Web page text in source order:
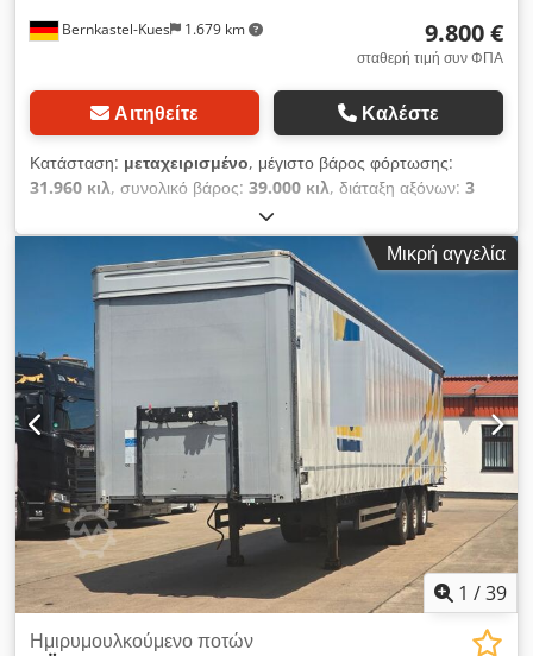
Bernkastel-Kues 1.679 km 9.800 €
σταθερή τιμή συν ΦΠΑ
Αιτηθείτε Καλέστε
Κατάσταση: μεταχειρισμένο, μέγιστο βάρος φόρτωσης:
31.960 κιλ, συνολικό βάρος: 39.000 κιλ, διάταξη αξόνων: 3
01/2018
φόρτωσης:13.600 χιλ., πλάτος χώρου φόρτωσης:2.490 χιλ.,
ύψος χώρου φόρτωσης:2.600 χιλ., όγκος χώρου φόρτωσης:
, συνολικό πλάτος:2.550 χιλ., συνολικό ύψος:
, Έτος κατασκευής: , Εξοπλισμός:ABS
SpeedCurtain 2in1 * Πιστοποιητικό μεταφοράς ποτών *
Πιστοποιημένο σύστημα ασφάλισης φορτίου * Ζάντες
αλουμινίου * Σασί γαλβανισμένο Chjdpfjzn Dz Eox Alcoa *
Πόρτες τύπου "πύλης" * Edscha * Ανασηκώμενος άξονας *
Αερανάρτηση * Δισκόφρενα
Μικρή αγγελία
1 /39
Ημιρυμουλκούμενο ποτών